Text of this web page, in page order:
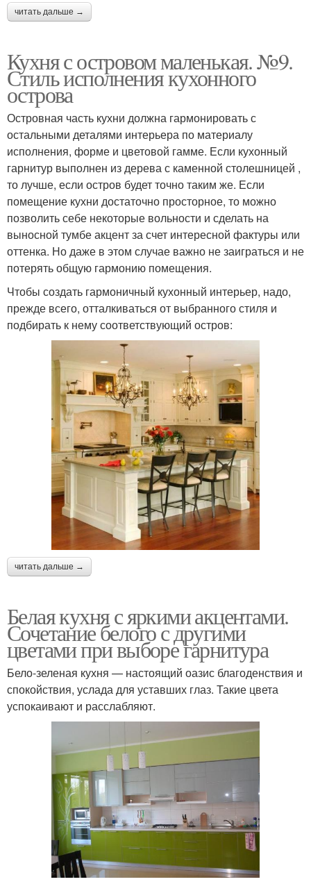
читать дальше →
Кухня с островом маленькая. №9.
Стиль исполнения кухонного
острова
Островная часть кухни должна гармонировать с
остальными деталями интерьера по материалу
исполнения, форме и цветовой гамме. Если кухонный
гарнитур выполнен из дерева с каменной столешницей ,
то лучше, если остров будет точно таким же. Если
помещение кухни достаточно просторное, то можно
позволить себе некоторые вольности и сделать на
выносной тумбе акцент за счет интересной фактуры или
оттенка. Но даже в этом случае важно не заиграться и не
потерять общую гармонию помещения.
Чтобы создать гармоничный кухонный интерьер, надо,
прежде всего, отталкиваться от выбранного стиля и
подбирать к нему соответствующий остров:
читать дальше →
Белая кухня с яркими акцентами.
Сочетание белого с другими
цветами при выборе гарнитура
Бело-зеленая кухня — настоящий оазис благоденствия и
спокойствия, услада для уставших глаз. Такие цвета
успокаивают и расслабляют.